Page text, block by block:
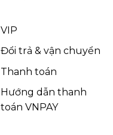
VIP
Đổi trả & vận chuyển
Thanh toán
Hướng dẫn thanh
toán VNPAY